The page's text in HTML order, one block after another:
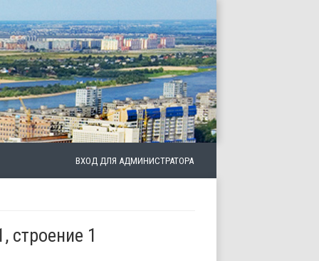
ВХОД ДЛЯ АДМИНИСТРАТОРА
строение 1